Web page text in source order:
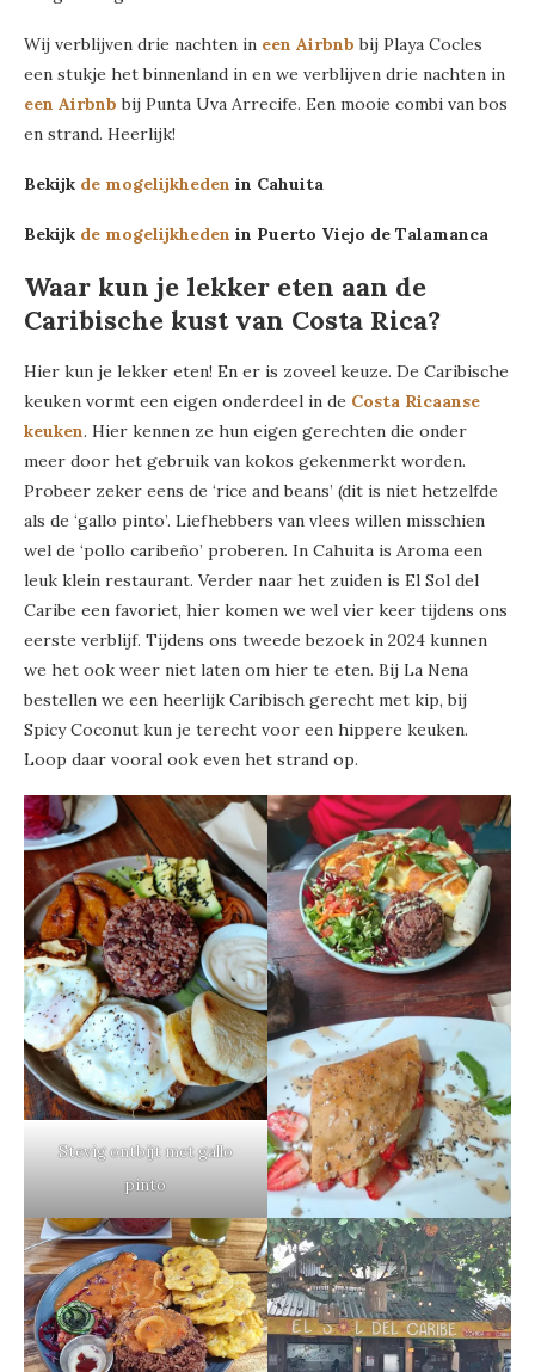
Wij verblijven drie nachten in een Airbnb bij Playa Cocles
een stukje het binnenland in en we verblijven drie nachten in
een Airbnb bij Punta Uva Arrecife. Een mooie combi van bos
en strand. Heerlijk!
Bekijk de mogelijkheden in Cahuita
Bekijk de mogelijkheden in Puerto Viejo de Talamanca
Waar kun je lekker eten aan de
Caribische kust van Costa Rica?
Hier kun je lekker eten! En er is zoveel keuze. De Caribische
keuken vormt een eigen onderdeel in de Costa Ricaanse
keuken. Hier kennen ze hun eigen gerechten die onder
meer door het gebruik van kokos gekenmerkt worden.
Probeer zeker eens de ‘rice and beans’ (dit is niet hetzelfde
als de ‘gallo pinto’. Liefhebbers van vlees willen misschien
wel de ‘pollo caribeño’ proberen. In Cahuita is Aroma een
leuk klein restaurant. Verder naar het zuiden is El Sol del
Caribe een favoriet, hier komen we wel vier keer tijdens ons
eerste verblijf. Tijdens ons tweede bezoek in 2024 kunnen
we het ook weer niet laten om hier te eten. Bij La Nena
bestellen we een heerlijk Caribisch gerecht met kip, bij
Spicy Coconut kun je terecht voor een hippere keuken.
Loop daar vooral ook even het strand op.
Stevig ontbijt met gallo
pinto